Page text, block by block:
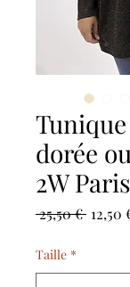
dorée
2W Paris
25,50 € Precio
12,50
Taille *